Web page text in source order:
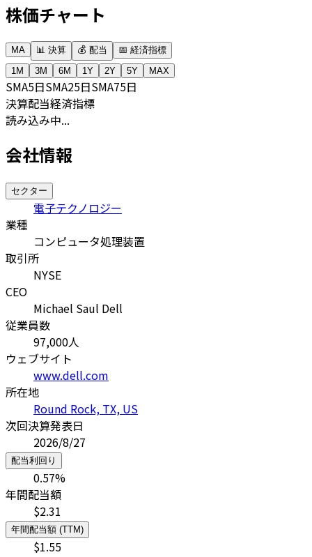
株価チャート
MA 📊 決算 💰 配当
📅 経済指標
1M
3M 6M 1Y 2Y 5Y MAX
SMA5日SMA25日SMA75日
決算配当経済指標
読み込み中...
会社情報
セクター
電子テクノロジー
業種
コンピュータ処理装置
取引所
NYSE
CEO
Michael Saul Dell
従業員数
97,000人
ウェブサイト
www.dell.com
所在地
Round Rock, TX, US
次回決算発表日
2026/8/27
配当利回り
0.57%
年間配当額
$2.31
年間配当額 (TTM)
$1.55